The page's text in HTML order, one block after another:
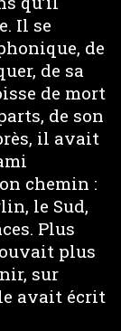
Il se
de
de sa
de mort
de son
il avait
chemin :
le Sud,
Plus
plus
sur
avait écrit